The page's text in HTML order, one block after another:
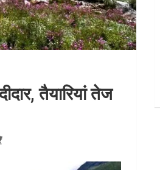
तैयारियां तेज